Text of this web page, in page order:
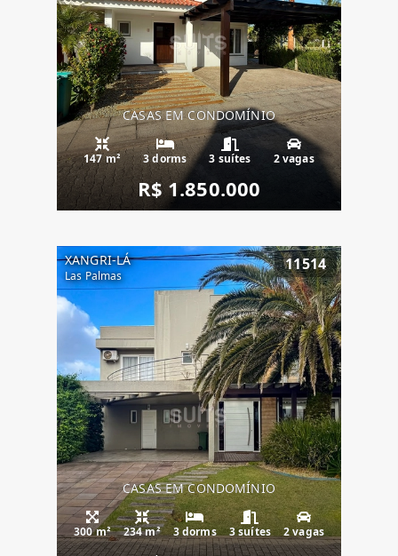
CASAS EM CONDOMÍNIO
147 m² 3 dorms 3 suítes 2 vagas
R$ 1.850.000
XANGRI-LÁ
Las Palmas
11514
CASAS EM CONDOMÍNIO
300 m² 234 m² 3 dorms 3 suítes 2 vagas